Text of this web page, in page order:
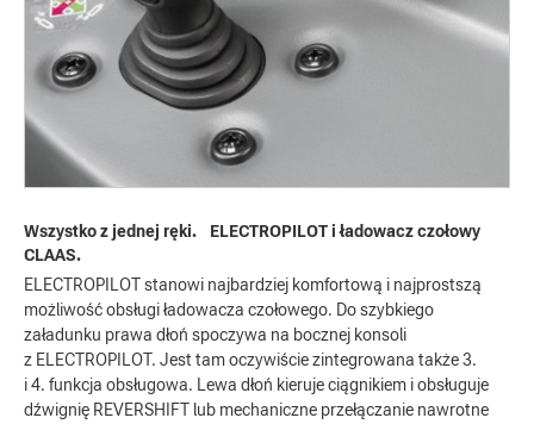
Wszystko z jednej ręki. ELECTROPILOT i ładowacz czołowy
CLAAS.
ELECTROPILOT stanowi najbardziej komfortową i najprostszą
możliwość obsługi ładowacza czołowego. Do szybkiego
załadunku prawa dłoń spoczywa na bocznej konsoli
z ELECTROPILOT. Jest tam oczywiście zintegrowana także 3.
i 4. funkcja obsługowa. Lewa dłoń kieruje ciągnikiem i obsługuje
dźwignię REVERSHIFT lub mechaniczne przełączanie nawrotne